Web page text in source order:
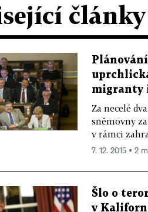
články
migranty
Za necelé
sněmovny
v rámci
7. 12. 2015 ▪ 2
Šlo o
v